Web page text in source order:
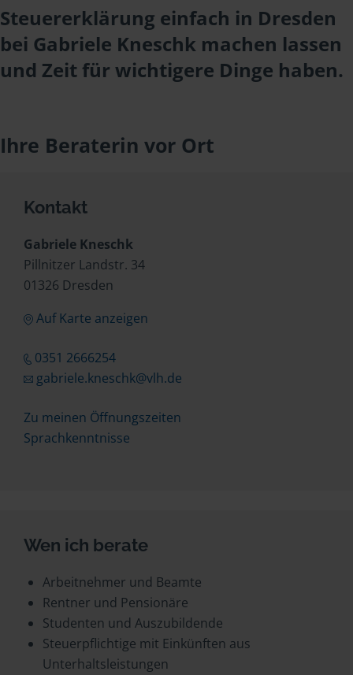
Steuererklärung einfach in Dresden
bei Gabriele Kneschk machen lassen
und Zeit für wichtigere Dinge haben.
Ihre Beraterin vor Ort
Kontakt
Gabriele Kneschk
Pillnitzer Landstr. 34
01326 Dresden
Auf Karte anzeigen
0351 2666254
gabriele.kneschk@vlh.de
Zu meinen Öffnungszeiten
Sprachkenntnisse
Wen ich berate
Arbeitnehmer und Beamte
Rentner und Pensionäre
Studenten und Auszubildende
Steuerpflichtige mit Einkünften aus
Unterhaltsleistungen